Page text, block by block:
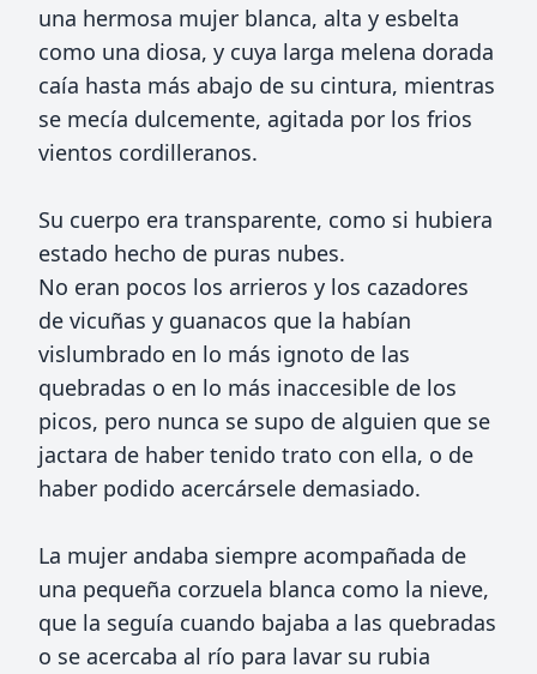
una hermosa mujer blanca, alta y esbelta
como una diosa, y cuya larga melena dorada
caía hasta más abajo de su cintura, mientras
se mecía dulcemente, agitada por los frios
vientos cordilleranos.
Su cuerpo era transparente, como si hubiera
estado hecho de puras nubes.
No eran pocos los arrieros y los cazadores
de vicuñas y guanacos que la habían
vislumbrado en lo más ignoto de las
quebradas o en lo más inaccesible de los
picos, pero nunca se supo de alguien que se
jactara de haber tenido trato con ella, o de
haber podido acercársele demasiado.
La mujer andaba siempre acompañada de
una pequeña corzuela blanca como la nieve,
que la seguía cuando bajaba a las quebradas
o se acercaba al río para lavar su rubia